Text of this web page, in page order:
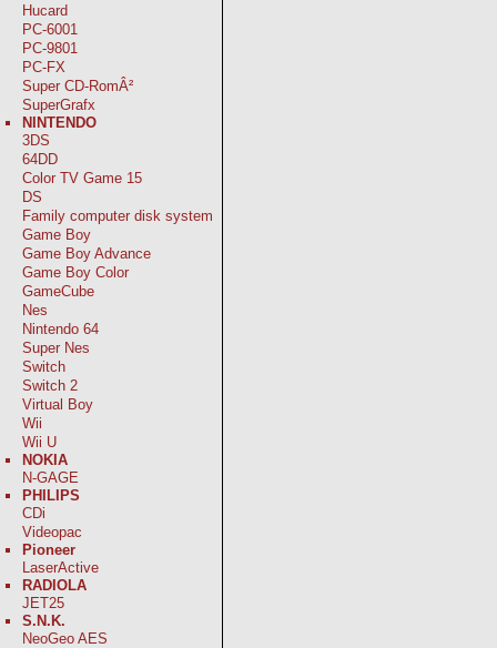
Hucard
PC-6001
PC-9801
PC-FX
Super CD-RomÂ²
SuperGrafx
NINTENDO
3DS
64DD
Color TV Game 15
DS
Family computer disk system
Game Boy
Game Boy Advance
Game Boy Color
GameCube
Nes
Nintendo 64
Super Nes
Switch
Switch 2
Virtual Boy
Wii
Wii U
NOKIA
N-GAGE
PHILIPS
CDi
Videopac
Pioneer
LaserActive
RADIOLA
JET25
S.N.K.
NeoGeo AES